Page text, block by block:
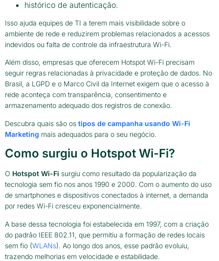
histórico de autenticação.
Isso ajuda equipes de TI a terem mais visibilidade sobre o
ambiente de rede e reduzirem problemas relacionados a acessos
indevidos ou falta de controle da infraestrutura Wi-Fi.
Além disso, empresas que oferecem Hotspot Wi-Fi precisam
seguir regras relacionadas à privacidade e proteção de dados. No
Brasil, a LGPD e o Marco Civil da Internet exigem que o acesso à
rede aconteça com transparência, consentimento e
armazenamento adequado dos registros de conexão.
Descubra quais são os tipos de campanha usando Wi-Fi
Marketing mais adequados para o seu negócio.
Como surgiu o Hotspot Wi-Fi?
O Hotspot Wi-Fi surgiu como resultado da popularização da
tecnologia sem fio nos anos 1990 e 2000. Com o aumento do uso
de smartphones e dispositivos conectados à internet, a demanda
por redes Wi-Fi cresceu exponencialmente.
A base dessa tecnologia foi estabelecida em 1997, com a criação
do padrão IEEE 802.11, que permitiu a formação de redes locais
sem fio (WLANs). Ao longo dos anos, esse padrão evoluiu,
trazendo melhorias em velocidade e estabilidade.